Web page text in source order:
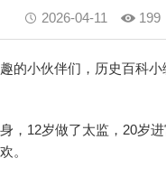
2026-04-11 199
的小伙伴们，历史百科
，12岁做了太监，20岁
。